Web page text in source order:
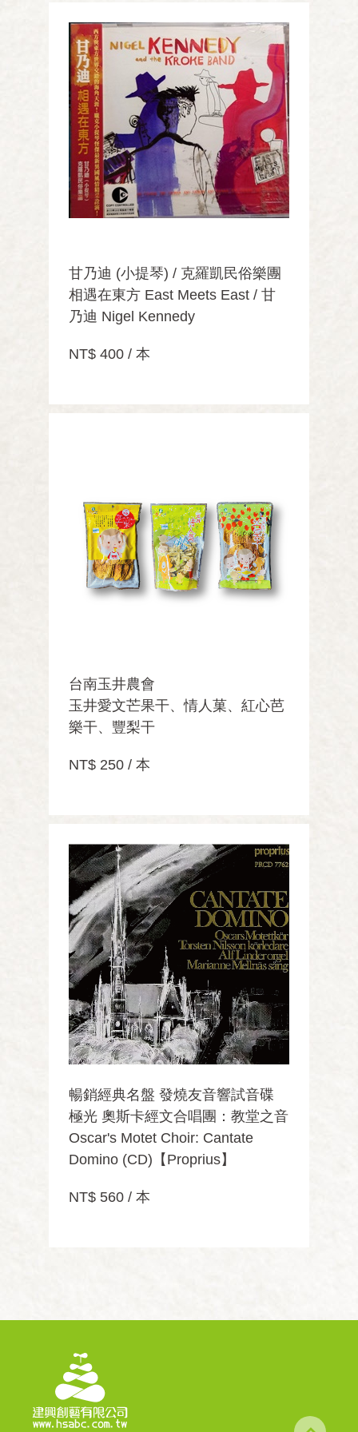
甘乃迪 (小提琴) / 克羅凱民俗樂團
相遇在東方 East Meets East / 甘
乃迪 Nigel Kennedy
NT$ 400 / 本
台南玉井農會
玉井愛文芒果干、情人菓、紅心芭
樂干、豐梨干
NT$ 250 / 本
暢銷經典名盤 發燒友音響試音碟
極光 奧斯卡經文合唱團：教堂之音
Oscar's Motet Choir: Cantate
Domino (CD)【Proprius】
NT$ 560 / 本